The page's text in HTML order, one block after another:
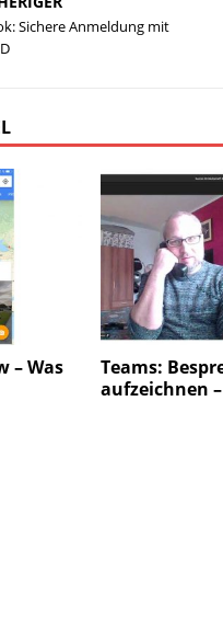
Sichere Anmeldung mit
– Was
Teams:
aufzeichnen –